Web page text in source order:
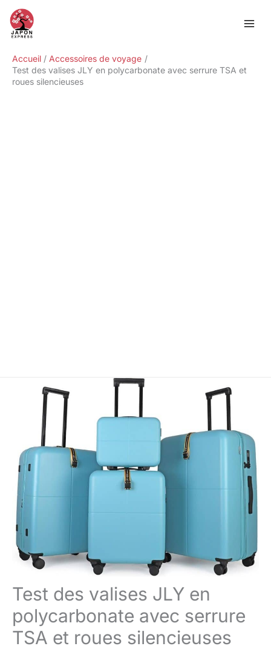
contenu
Accueil
Accessoires de voyage
Test des valises JLY en polycarbonate avec serrure TSA et
roues silencieuses
Test des valises JLY en
polycarbonate avec serrure
TSA et roues silencieuses
Rechercher